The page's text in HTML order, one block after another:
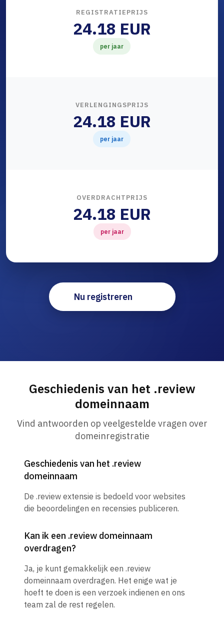
REGISTRATIEPRIJS
24.18 EUR
per jaar
VERLENGINGSPRIJS
24.18 EUR
per jaar
OVERDRACHTPRIJS
24.18 EUR
per jaar
Nu registreren
Geschiedenis van het .review
domeinnaam
Vind antwoorden op veelgestelde vragen over
domeinregistratie
Geschiedenis van het .review
domeinnaam
De .review extensie is bedoeld voor websites
die beoordelingen en recensies publiceren.
Kan ik een .review domeinnaam
overdragen?
Ja, je kunt gemakkelijk een .review
domeinnaam overdragen. Het enige wat je
hoeft te doen is een verzoek indienen en ons
team zal de rest regelen.